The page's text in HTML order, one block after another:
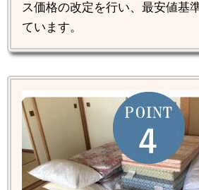
ス価格の改定を行い、最安値基
ています。